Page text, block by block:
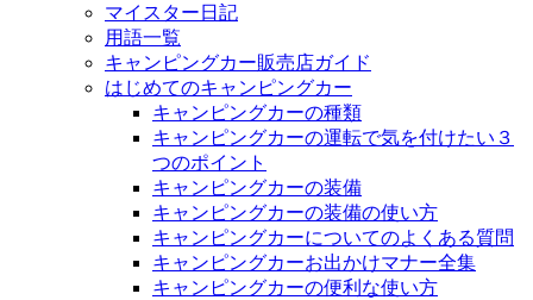
マイスター日記
用語一覧
キャンピングカー販売店ガイド
はじめてのキャンピングカー
キャンピングカーの種類
キャンピングカーの運転で気を付けたい３
つのポイント
キャンピングカーの装備
キャンピングカーの装備の使い方
キャンピングカーについてのよくある質問
キャンピングカーお出かけマナー全集
キャンピングカーの便利な使い方